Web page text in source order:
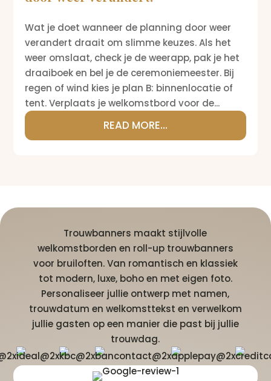
Wat je doet wanneer de planning door weer
verandert draait om slimme keuzes. Als het
weer omslaat, check je de weerapp, pak je het
draaiboek en bel je de ceremoniemeester. Bij
regen of wind kies je plan B: binnenlocatie of
tent. Verplaats je welkomstbord voor de...
READ MORE...
Trouwbanners maakt stijlvolle
welkomstborden en roll-up trouwbanners
voor bruiloften. Van romantisch en klassiek
tot modern, luxe, boho en met eigen foto.
Personaliseer jullie ontwerp met namen,
trouwdatum en welkomsttekst en verwelkom
jullie gasten op een manier die past bij jullie
trouwdag.